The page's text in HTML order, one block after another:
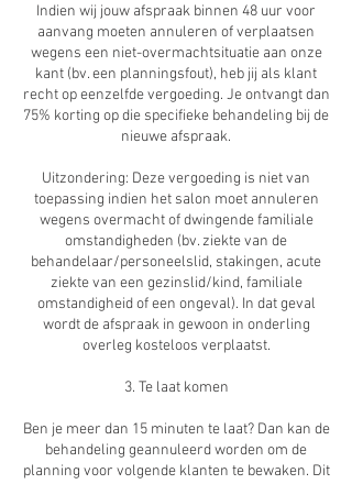
Indien wij jouw afspraak binnen 48 uur voor
aanvang moeten annuleren of verplaatsen
wegens een niet-overmachtsituatie aan onze
kant (bv. een planningsfout), heb jij als klant
recht op eenzelfde vergoeding. Je ontvangt dan
75% korting op die specifieke behandeling bij de
nieuwe afspraak.
Uitzondering: Deze vergoeding is niet van
toepassing indien het salon moet annuleren
wegens overmacht of dwingende familiale
omstandigheden (bv. ziekte van de
behandelaar/personeelslid, stakingen, acute
ziekte van een gezinslid/kind, familiale
omstandigheid of een ongeval). In dat geval
wordt de afspraak in gewoon in onderling
overleg kosteloos verplaatst.
3. Te laat komen
Ben je meer dan 15 minuten te laat? Dan kan de
behandeling geannuleerd worden om de
planning voor volgende klanten te bewaken. Dit